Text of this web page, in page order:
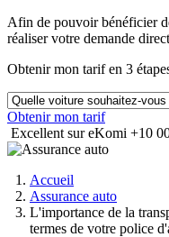
Afin de pouvoir bénéficier
réaliser votre demande
Obtenir mon tarif en 3
Obtenir mon tarif
Excellent sur eKomi +10
Accueil
Assurance auto
L'importance de la
termes de votre police